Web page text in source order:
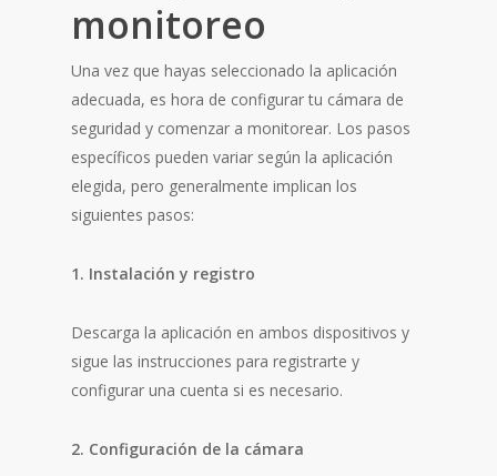
monitoreo
Una vez que hayas seleccionado la aplicación
adecuada, es hora de configurar tu cámara de
seguridad y comenzar a monitorear. Los pasos
específicos pueden variar según la aplicación
elegida, pero generalmente implican los
siguientes pasos:
1. Instalación y registro
Descarga la aplicación en ambos dispositivos y
sigue las instrucciones para registrarte y
configurar una cuenta si es necesario.
2. Configuración de la cámara